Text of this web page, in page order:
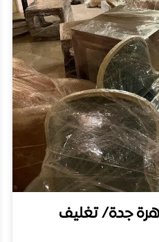
جدة/ تغليف